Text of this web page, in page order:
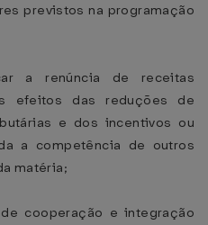
previstos na programação
a renúncia de receitas
efeitos das reduções de
e dos incentivos ou
a competência de outros
matéria;
cooperação e integração